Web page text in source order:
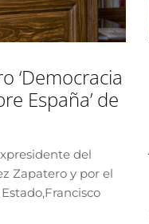
‘Democracia
España’ de
del
Zapatero y por el